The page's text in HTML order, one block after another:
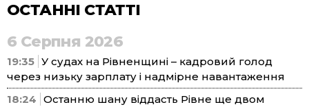
ОСТАННІ СТАТТІ
6 Серпня 2026
19:35 У судах на Рівненщині – кадровий голод
через низьку зарплату і надмірне навантаження
18:24 Останню шану віддасть Рівне ще двом